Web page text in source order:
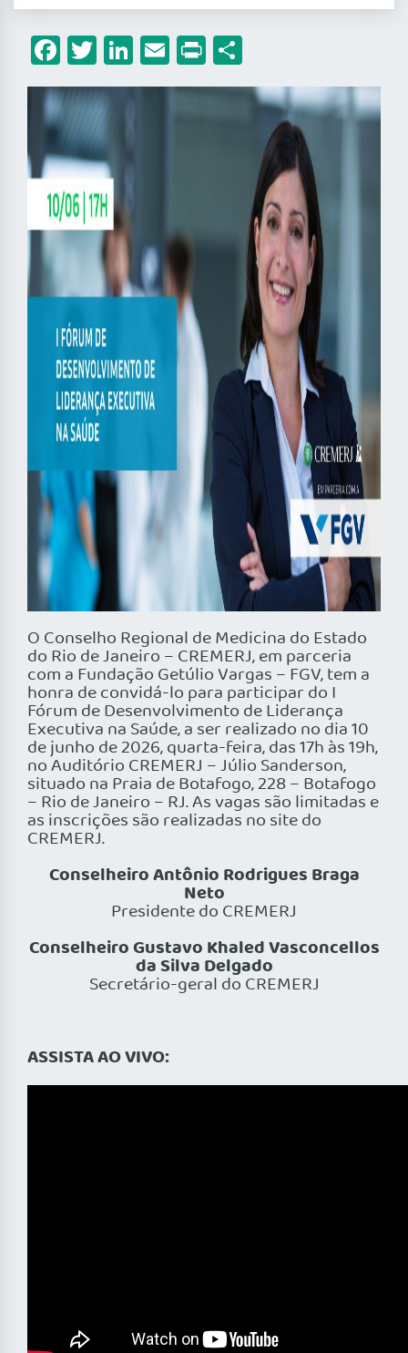
Facebook
Twitter
LinkedIn
Email
Print
O Conselho Regional de Medicina do Estado
do Rio de Janeiro – CREMERJ, em parceria
com a Fundação Getúlio Vargas – FGV, tem a
honra de convidá-lo para participar do I
Fórum de Desenvolvimento de Liderança
Executiva na Saúde, a ser realizado no dia 10
de junho de 2026, quarta-feira, das 17h às 19h,
no Auditório CREMERJ – Júlio Sanderson,
situado na Praia de Botafogo, 228 – Botafogo
– Rio de Janeiro – RJ. As vagas são limitadas e
as inscrições são realizadas no site do
CREMERJ.
Conselheiro Antônio Rodrigues Braga
Neto
Presidente do CREMERJ
Conselheiro Gustavo Khaled Vasconcellos
da Silva Delgado
Secretário-geral do CREMERJ
ASSISTA AO VIVO: